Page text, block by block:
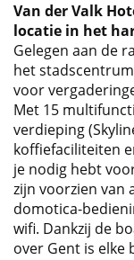
Van der Valk
locatie in het
Gelegen aan de
het
voor
Met 15
verdieping
koffiefaciliteiten
je nodig hebt
zijn voorzien van
domotica-
wifi. Dankzij de
over Gent is elke